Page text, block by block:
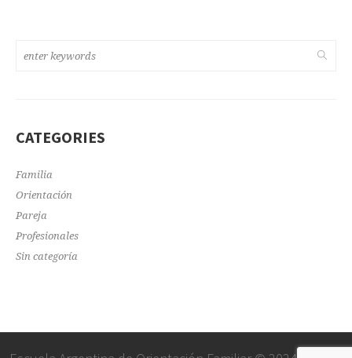
CATEGORIES
Familia
Orientación
Pareja
Profesionales
Sin categoría